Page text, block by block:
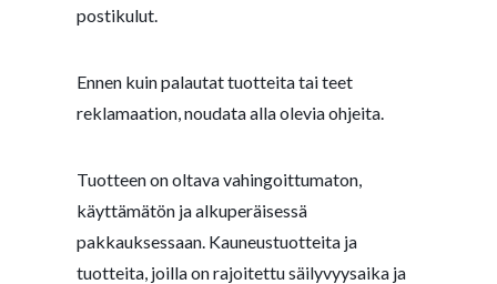
postikulut.
Ennen kuin palautat tuotteita tai teet
reklamaation, noudata alla olevia ohjeita.
Tuotteen on oltava vahingoittumaton,
käyttämätön ja alkuperäisessä
pakkauksessaan. Kauneustuotteita ja
tuotteita, joilla on rajoitettu säilyvyysaika ja